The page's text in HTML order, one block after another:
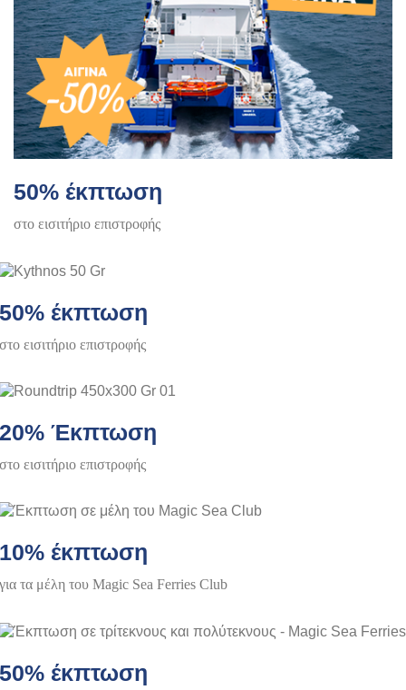
50% έκπτωση
στο εισιτήριο επιστροφής
50% έκπτωση
στο εισιτήριο επιστροφής
20% Έκπτωση
στο εισιτήριο επιστροφής
10% έκπτωση
για τα μέλη του Magic Sea Ferries Club
50% έκπτωση